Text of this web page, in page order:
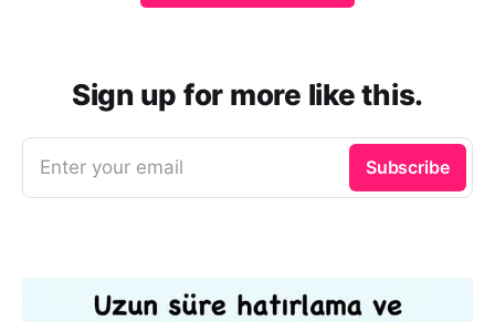
Sign up for more like this.
Enter your email Subscribe